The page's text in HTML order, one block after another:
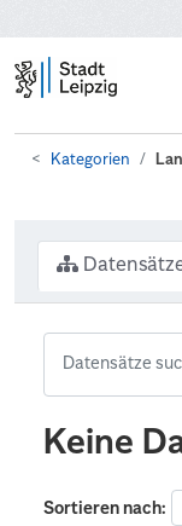
Kategorien
Keine
Sortieren nach